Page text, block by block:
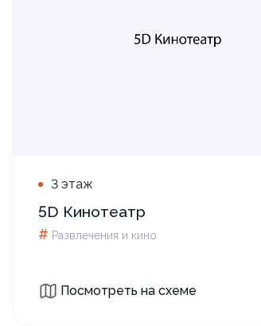
3 этаж
5D Кинотеатр
# Развлечения и кино
Посмотреть на схеме